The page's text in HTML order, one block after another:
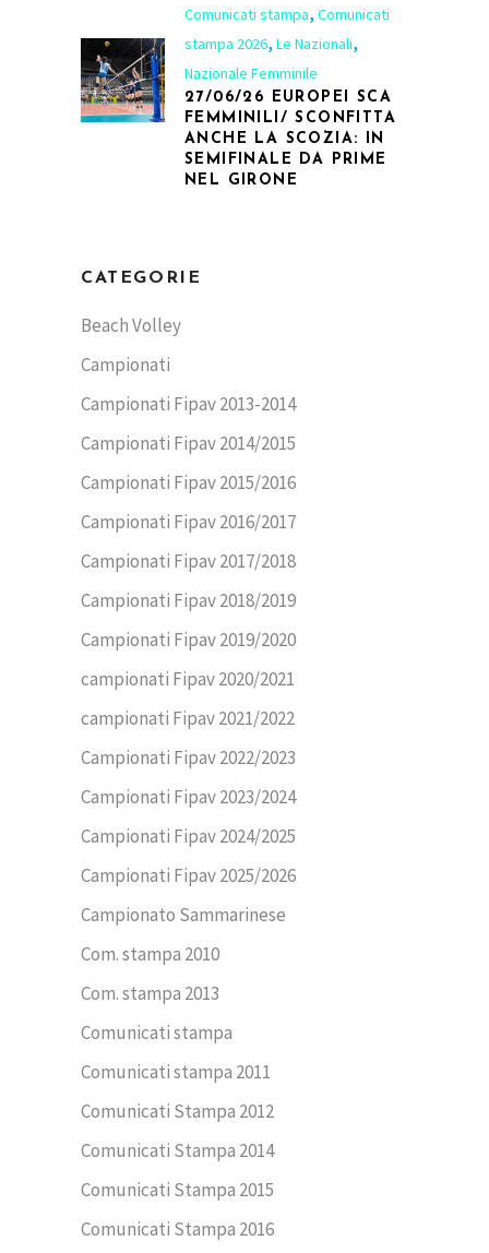
Comunicati stampa, Comunicati
stampa 2026, Le Nazionali,
Nazionale Femminile
27/06/26 EUROPEI SCA
FEMMINILI/ SCONFITTA
ANCHE LA SCOZIA: IN
SEMIFINALE DA PRIME
NEL GIRONE
CATEGORIE
Beach Volley
Campionati
Campionati Fipav 2013-2014
Campionati Fipav 2014/2015
Campionati Fipav 2015/2016
Campionati Fipav 2016/2017
Campionati Fipav 2017/2018
Campionati Fipav 2018/2019
Campionati Fipav 2019/2020
campionati Fipav 2020/2021
campionati Fipav 2021/2022
Campionati Fipav 2022/2023
Campionati Fipav 2023/2024
Campionati Fipav 2024/2025
Campionati Fipav 2025/2026
Campionato Sammarinese
Com. stampa 2010
Com. stampa 2013
Comunicati stampa
Comunicati stampa 2011
Comunicati Stampa 2012
Comunicati Stampa 2014
Comunicati Stampa 2015
Comunicati Stampa 2016